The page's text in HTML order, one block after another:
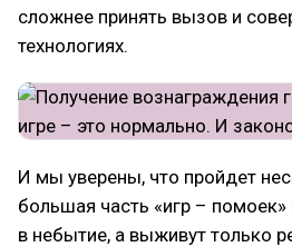
сложнее принять вызов и
технологиях.
И мы уверены, что пройдет
большая часть «игр – помоек»
в небытие, а выживут только